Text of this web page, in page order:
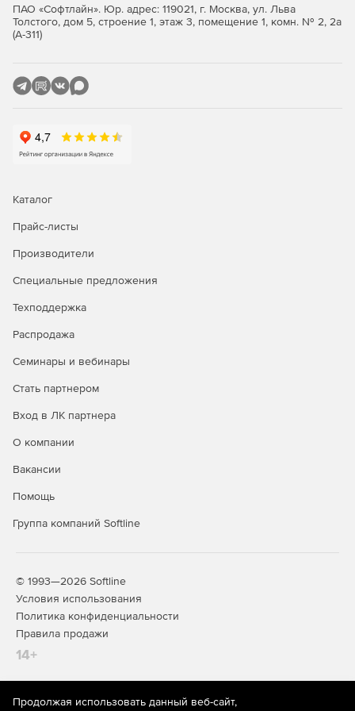
ПАО «Софтлайн». Юр. адрес: 119021, г. Москва, ул. Льва
Толстого, дом 5, строение 1, этаж 3, помещение 1, комн. № 2, 2а
(А-311)
Каталог
Прайс-листы
Производители
Специальные предложения
Техподдержка
Распродажа
Семинары и вебинары
Стать партнером
Вход в ЛК партнера
О компании
Вакансии
Помощь
Группа компаний Softline
© 1993—2026 Softline
Условия использования
Политика конфиденциальности
Правила продажи
14+
Продолжая использовать данный веб-сайт,